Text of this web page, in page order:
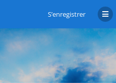
S’enregistrer